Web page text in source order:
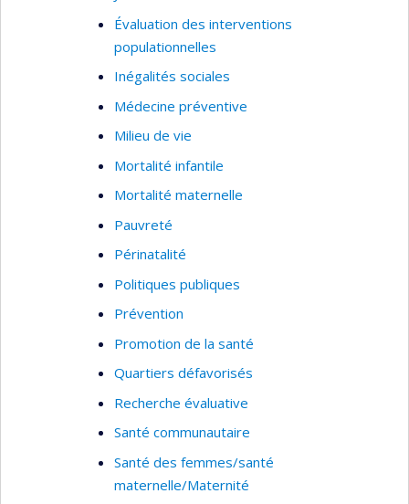
Évaluation des interventions
populationnelles
Inégalités sociales
Médecine préventive
Milieu de vie
Mortalité infantile
Mortalité maternelle
Pauvreté
Périnatalité
Politiques publiques
Prévention
Promotion de la santé
Quartiers défavorisés
Recherche évaluative
Santé communautaire
Santé des femmes/santé
maternelle/Maternité